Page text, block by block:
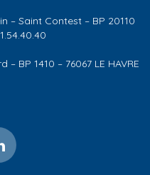
– Saint Contest – BP 20110
– BP 1410 – 76067 LE HAVRE